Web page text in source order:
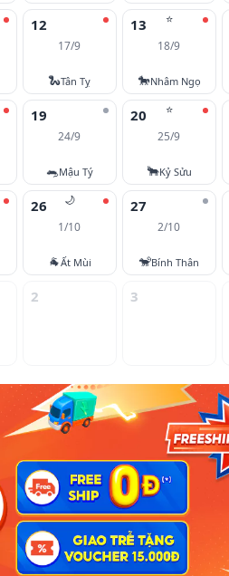
12
17/9
🐍Tân Tỵ
⭐
13
18/9
🐎Nhâm Ngọ
19
24/9
🐀Mậu Tý
⭐
20
25/9
🐂Kỷ Sửu
🌙
26
1/10
🐐Ất Mùi
27
2/10
🐒Bính Thân
2 3